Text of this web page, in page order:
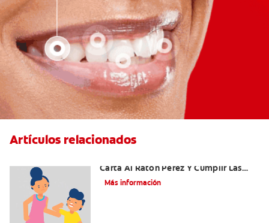
Artículos relacionados
Carta Al Ratón Pérez Y Cumplir Las
Fantasías De Su Hijo/A
Más información